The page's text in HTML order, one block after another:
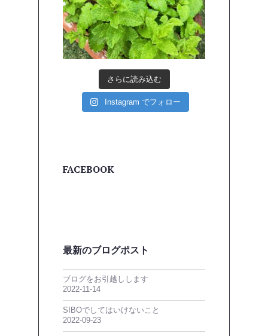
さらに読み込む
Instagram でフォロー
FACEBOOK
最新のブログポスト
ブログをお引越しします
2022-11-14
SIBOでしてはいけないこと
2022-09-23